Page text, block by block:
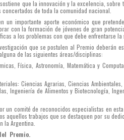
que la innovación y la excelencia,
de toda la comunidad nacional.
un importante aporte económico que
con la formación de jóvenes de gran
a los problemas con que debe enfrentarse la
que se postulen al Premio deberán
de las siguientes áreas/disciplinas:
Física, Astronomía, Matemática y
Ciencias Agrarias, Ciencias
Ingeniería de Alimentos y Biotecnología,
un comité de reconocidos especialistas en
aquellos trabajos que se destaquen por su
la Argentina.
Premio.